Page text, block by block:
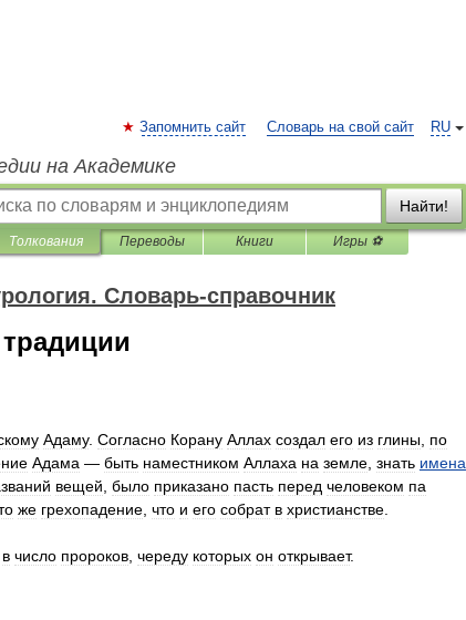
RU
Запомнить сайт Словарь на свой сайт
на Академике
Найти!
Толкования Переводы Книги Игры ⚽
Словарь-справочник
Адаму. Согласно Корану Аллах создал его из глины по
Адама — быть наместником Аллаха на земле знать имена
вещей было приказано пасть перед человеком па
же грехопадение что и его собрат в христианстве
в число пророков череду которых он открывает.